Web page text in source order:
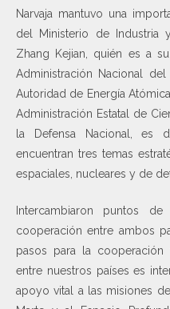
Narvaja mantuvo una
del Ministerio de Industria
Zhang Kejian, quién es a
Administración Nacional
Autoridad de Energía
Administración Estatal de
la Defensa Nacional,
encuentran tres temas
espaciales, nucleares y de
Intercambiaron puntos
cooperación entre ambos
pasos para la cooperación
entre nuestros países es
apoyo vital a las misiones